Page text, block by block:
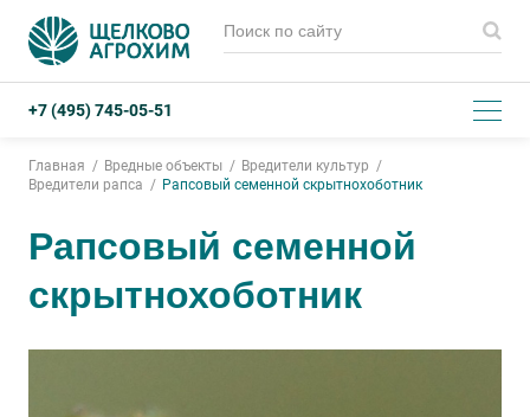
+7 (495) 745-05-51
Главная Вредные объекты
Вредители культур
Вредители рапса
Рапсовый семенной скрытнохоботник
Рапсовый семенной
скрытнохоботник